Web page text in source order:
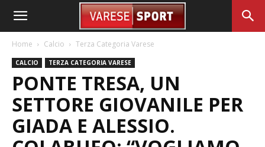
Home Calcio Terza Categoria Varese
CALCIO TERZA CATEGORIA VARESE
PONTE TRESA, UN
SETTORE GIOVANILE PER
GIADA E ALESSIO.